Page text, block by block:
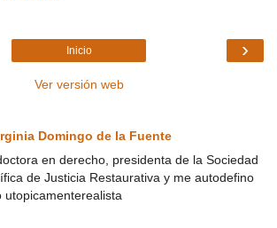
›
Inicio
Ver versión web
Domingo de la Fuente
en derecho, presidenta de la Sociedad
de Justicia Restaurativa y me autodefino
utopicamenterealista